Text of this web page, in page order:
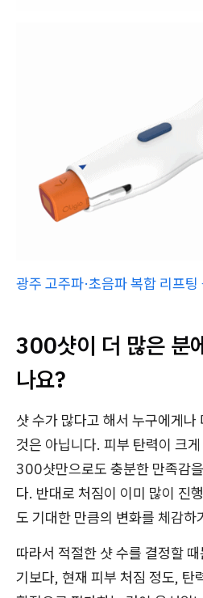
광주 고주파·초음파 복합 리프
300샷이 더 많은 분
나요?
샷 수가 많다고 해서 누구에게나
것은 아닙니다. 피부 탄력이 크
300샷만으로도 충분한 만족감
다. 반대로 처짐이 이미 많이 진
도 기대한 만큼의 변화를 체감하
따라서 적절한 샷 수를 결정할
기보다, 현재 피부 처짐 정도, 탄